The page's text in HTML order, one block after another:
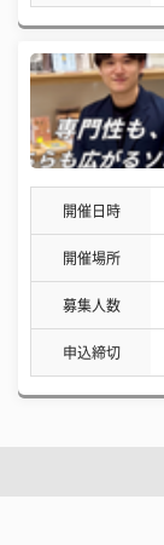
開催日時
開催場所
募集人数
申込締切